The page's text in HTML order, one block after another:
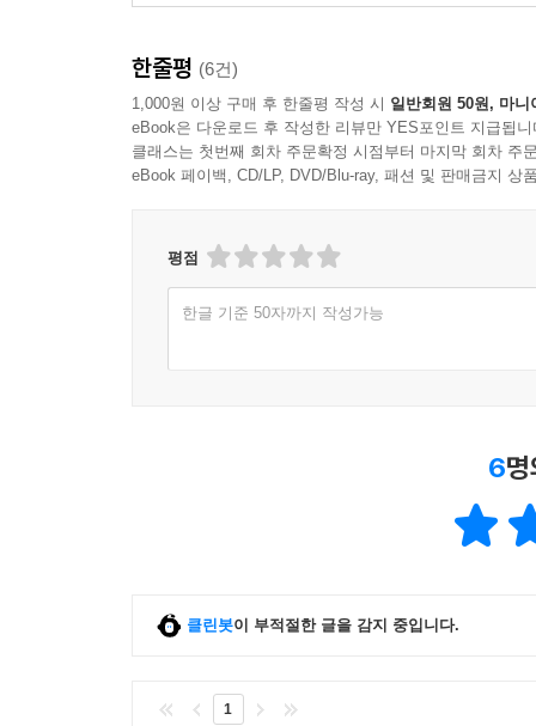
이 사라졌다.
다윗은 자신이 우리아와 밧세바에게 죄지은 이유
워하지 않았고 그분의 헤세드와 희생에 감동하지
죄를 뿌리 뽑을 만큼 영혼의 가장 깊은 곳을 가르
한줄평 (6건)
1,000원 이상 구매 후 한줄평 작성 시 일반회원 50원, 마니
eBook은 다운로드 후 작성한 리뷰만 YES포인트 지급됩니
클래스는 첫번째 회차 주문확정 시점부터 마지막 회차 주
eBook 페이백, CD/LP, DVD/Blu-ray, 패션 및 판매금지 상
평점
한글 기준 50자까지 작성가능
6
클린봇이 부적절한 글을 감지 중입니다.
1